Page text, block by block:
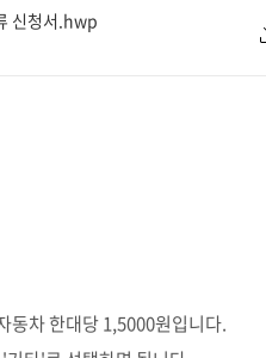
신청서.hwp
동차 한대당 1,5000원입니다.